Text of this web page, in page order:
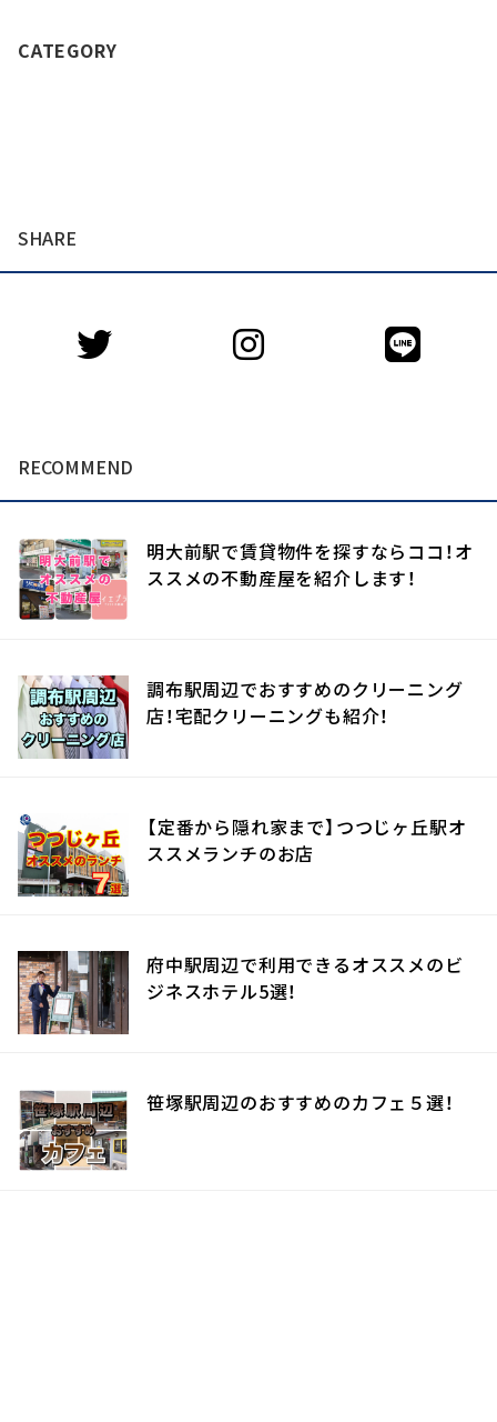
CATEGORY
SHARE
RECOMMEND
明大前駅で賃貸物件を探すならココ！オ
ススメの不動産屋を紹介します！
調布駅周辺でおすすめのクリーニング
店！宅配クリーニングも紹介！
【定番から隠れ家まで】つつじヶ丘駅オ
ススメランチのお店
府中駅周辺で利用できるオススメのビ
ジネスホテル5選！
笹塚駅周辺のおすすめのカフェ５選！